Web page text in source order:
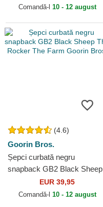
Goorin Bros.
Comandă-l 10 - 12 august
(4.6)
Goorin Bros.
Șepci curbată negru
snapback GB2 Black Sheep
The Rocker The Farm Goorin
Bros.
EUR 39,95
Comandă-l 10 - 12 august